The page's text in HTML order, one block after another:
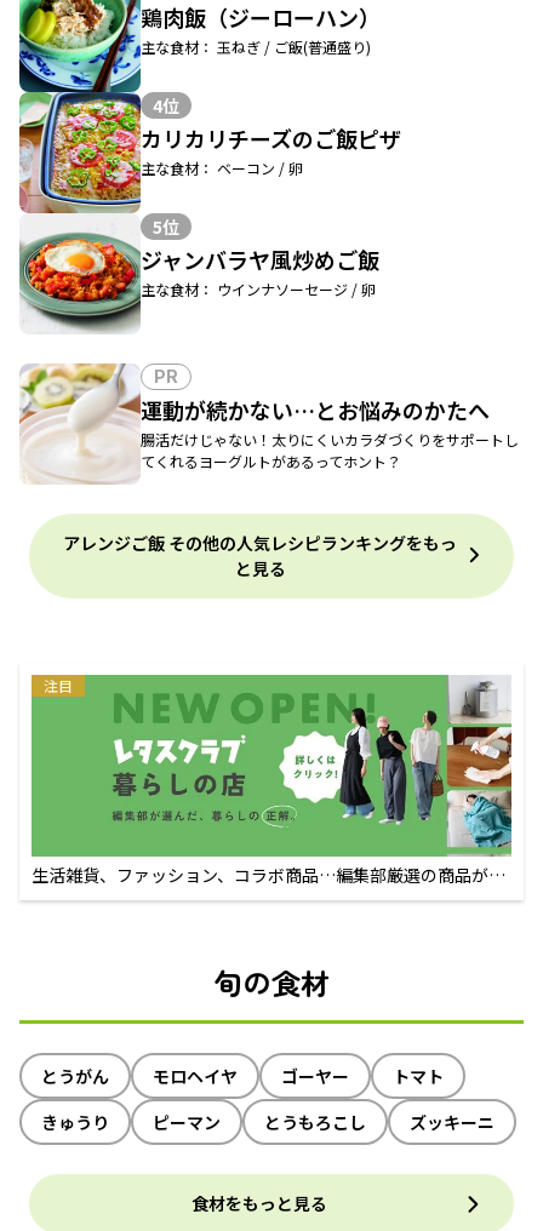
鶏肉飯（ジーローハン）
主な食材： 玉ねぎ / ご飯(普通盛り)
4位
カリカリチーズのご飯ピザ
主な食材： ベーコン / 卵
5位
ジャンバラヤ風炒めご飯
主な食材： ウインナソーセージ / 卵
PR
運動が続かない…とお悩みのかたへ
腸活だけじゃない！太りにくいカラダづくりをサポートし
てくれるヨーグルトがあるってホント？
アレンジご飯 その他の人気レシピランキングをもっ
と見る
注目
生活雑貨、ファッション、コラボ商品…編集部厳選の商品が買
えるECサイト
旬の食材
とうがん モロヘイヤ ゴーヤー
トマト
きゅうり
ピーマン とうもろこし ズッキーニ
食材をもっと見る